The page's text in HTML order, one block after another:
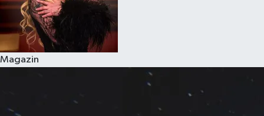
Magazin